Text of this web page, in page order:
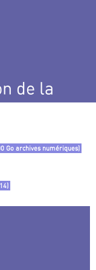
de la
Go archives numériques)